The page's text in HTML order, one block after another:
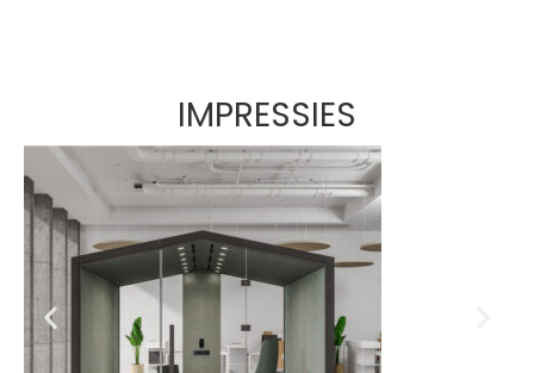
IMPRESSIES